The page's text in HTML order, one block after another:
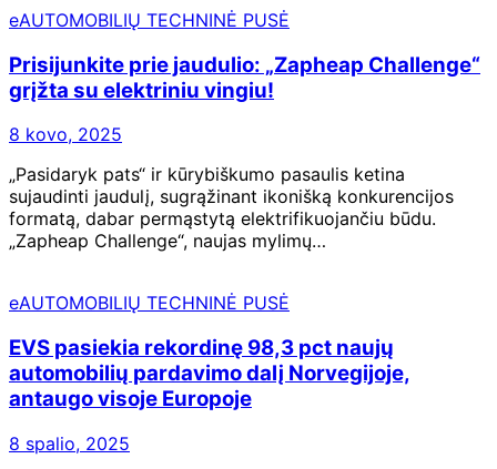
eAUTOMOBILIŲ TECHNINĖ PUSĖ
Prisijunkite prie jaudulio: „Zapheap Challenge“
grįžta su elektriniu vingiu!
8 kovo, 2025
„Pasidaryk pats“ ir kūrybiškumo pasaulis ketina
sujaudinti jaudulį, sugrąžinant ikonišką konkurencijos
formatą, dabar permąstytą elektrifikuojančiu būdu.
„Zapheap Challenge“, naujas mylimų…
eAUTOMOBILIŲ TECHNINĖ PUSĖ
EVS pasiekia rekordinę 98,3 pct naujų
automobilių pardavimo dalį Norvegijoje,
antaugo visoje Europoje
8 spalio, 2025